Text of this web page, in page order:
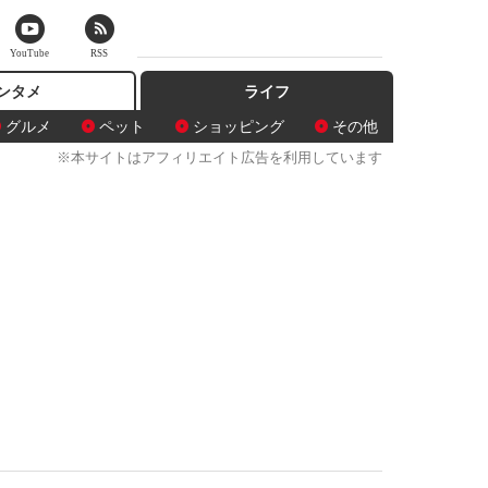
タメ
ライフ
グルメ
ペット ショッピング その他
※本サイトはアフィリエイト広告を利用しています
YouTube RSS